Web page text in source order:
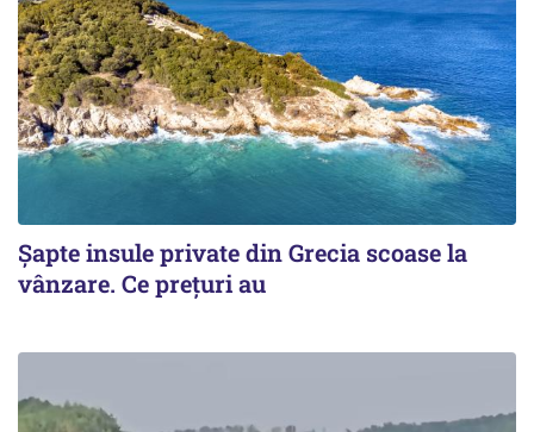
Șapte insule private din Grecia scoase la
vânzare. Ce prețuri au